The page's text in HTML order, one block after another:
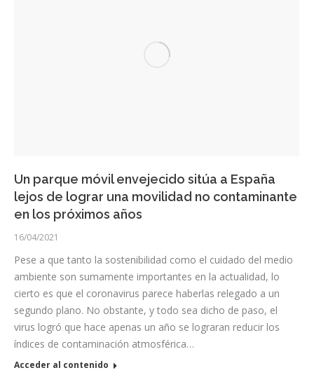
Un parque móvil envejecido sitúa a España
lejos de lograr una movilidad no contaminante
en los próximos años
16/04/2021
Pese a que tanto la sostenibilidad como el cuidado del medio
ambiente son sumamente importantes en la actualidad, lo
cierto es que el coronavirus parece haberlas relegado a un
segundo plano. No obstante, y todo sea dicho de paso, el
virus logró que hace apenas un año se lograran reducir los
índices de contaminación atmosférica…
Acceder al contenido